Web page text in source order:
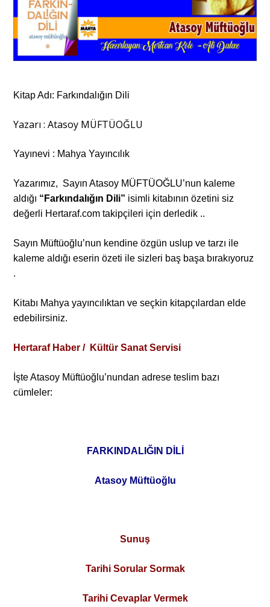
Portre
Yazarlar
Ankara Analiz
Sağlık
Kitap Adı: Farkındalığın Dili
Yazarı : Atasoy MÜFTÜOĞLU
Yayınevi : Mahya Yayıncılık
Yazarımız, Sayın Atasoy MÜFTÜOĞLU’nun kaleme
aldığı “Farkındalığın Dili” isimli kitabının özetini siz
değerli Hertaraf.com takipçileri için derledik ..
Sayın Müftüoğlu’nun kendine özgün uslup ve tarzı ile
kaleme aldığı eserin özeti ile sizleri baş başa bırakıyoruz
.
Kitabı Mahya yayıncılıktan ve seçkin kitapçılardan elde
edebilirsiniz.
Hertaraf Haber / Kültür Sanat Servisi
İşte Atasoy Müftüoğlu’nundan adrese teslim bazı
cümleler:
FARKINDALIĞIN DİLİ
Atasoy Müftüoğlu
Sunuş
Tarihi Sorular Sormak
Tarihi Cevaplar Vermek